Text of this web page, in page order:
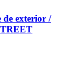
de exterior /